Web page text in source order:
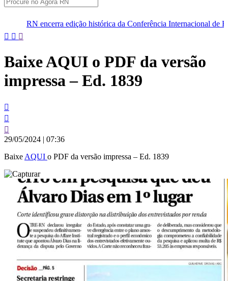
edição histórica da Conferência Internacional de Física de Altas
Pular
conteúdo
Baixe AQUI o PDF da versão
impressa – Ed. 1839
29/05/2024 | 07:36
Baixe AQUI o PDF da versão impressa – Ed. 1839